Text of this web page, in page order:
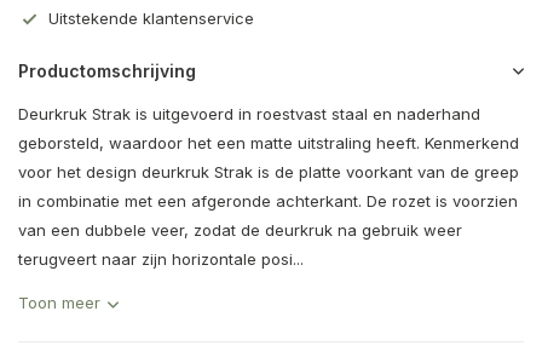
Uitstekende klantenservice
Productomschrijving
Deurkruk Strak is uitgevoerd in roestvast staal en naderhand
geborsteld, waardoor het een matte uitstraling heeft. Kenmerkend
voor het design deurkruk Strak is de platte voorkant van de greep
in combinatie met een afgeronde achterkant. De rozet is voorzien
van een dubbele veer, zodat de deurkruk na gebruik weer
terugveert naar zijn horizontale posi...
Toon meer